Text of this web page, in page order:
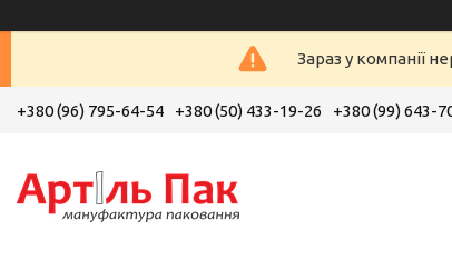
Зараз у компанії
+380 (96) 795-64-54 +380 (50) 433-19-26 +380 (99) 643-